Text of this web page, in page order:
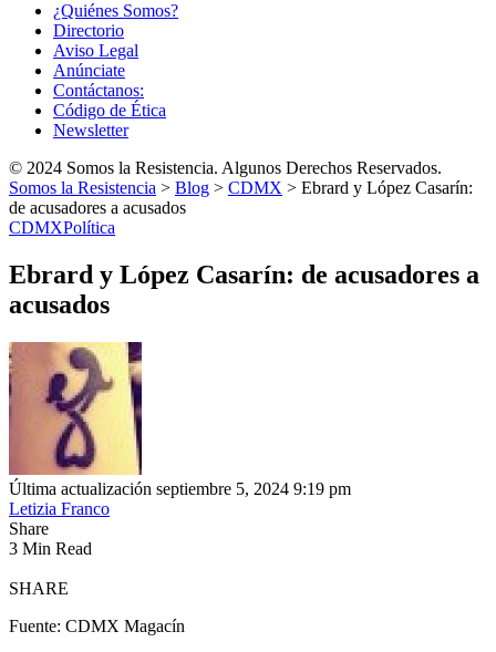
¿Quiénes Somos?
Directorio
Aviso Legal
Anúnciate
Contáctanos:
Código de Ética
Newsletter
© 2024 Somos la Resistencia. Algunos Derechos Reservados.
Somos la Resistencia > Blog > CDMX > Ebrard y López Casarín:
de acusadores a acusados
CDMXPolítica
Ebrard y López Casarín: de acusadores a
acusados
Última actualización septiembre 5, 2024 9:19 pm
Letizia Franco
Share
3 Min Read
SHARE
Fuente: CDMX Magacín